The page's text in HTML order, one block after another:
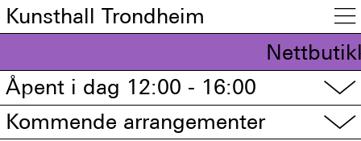
Kunsthall Trondheim 
Åpent i dag 12:00 - 16:00
▽
Kommende arrangementer ▽